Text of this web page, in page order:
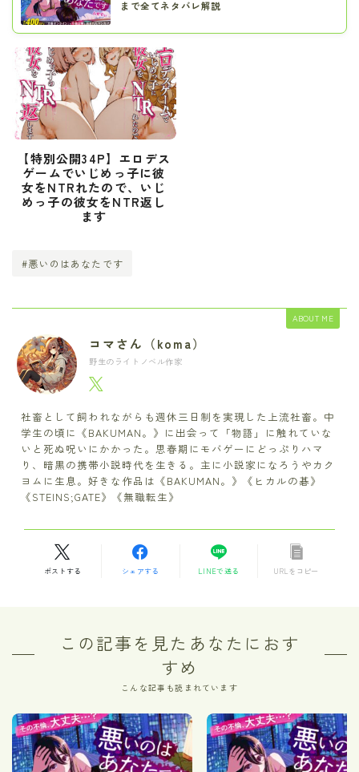
まで全てネタバレ解説
【特別公開34P】エロデス
ゲームでいじめっ子に彼
女をNTRれたので、いじ
めっ子の彼女をNTR返し
ます
#悪いのはあなたです
ABOUT ME
コマさん（koma）
野生のライトノベル作家
社畜として飼われながらも週休三日制を実現した上流社畜。中
学生の頃に《BAKUMAN。》に出会って「物語」に触れていな
いと死ぬ呪いにかかった。思春期にモバゲーにどっぷりハマ
り、暗黒の携帯小説時代を生きる。主に小説家になろうやカク
ヨムに生息。好きな作品は《BAKUMAN。》《ヒカルの碁》
《STEINS;GATE》《無職転生》
ポストする シェアする LINEで送る URLをコピー
この記事を見たあなたにおす
すめ
こんな記事も読まれています